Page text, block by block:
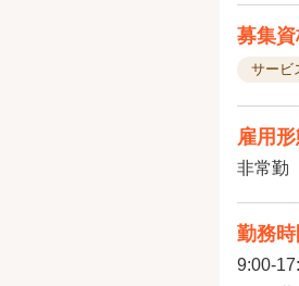
募集
サービ
雇用
非常勤
勤務時